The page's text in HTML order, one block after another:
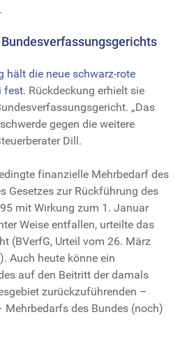
hält die neue schwarz-rote
fest. Rückdeckung erhielt sie
„Das
gegen die weitere
Dill.
finanzielle Mehrbedarf des
Gesetzes zur Rückführung des
mit Wirkung zum 1. Januar
Weise entfallen, urteilte das
(BVerfG, Urteil vom 26. März
). Auch heute könne ein
auf den Beitritt der damals
zurückzuführenden –
Mehrbedarfs des Bundes (noch)